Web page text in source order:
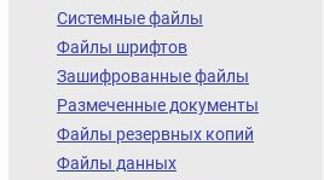
Системные файлы
Файлы шрифтов
Зашифрованные файлы
Размеченные документы
Файлы резервных копий
Файлы данных